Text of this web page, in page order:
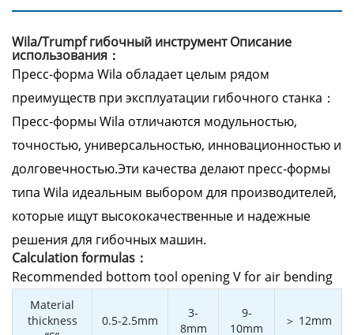
Wila/Trumpf гибочный инструмент Описание
использования：
Пресс-форма Wila обладает целым рядом
преимуществ при эксплуатации гибочного станка：
Пресс-формы Wila отличаются модульностью,
точностью, универсальностью, инновационностью и
долговечностью.Эти качества делают пресс-формы
типа Wila идеальным выбором для производителей,
которые ищут высококачественные и надежные
решения для гибочных машин.
Calculation formulas：
Recommended bottom tool opening V for air bending
Material
thickness
0.5-2.5mm
3-
8mm
9-
10mm
＞ 12mm